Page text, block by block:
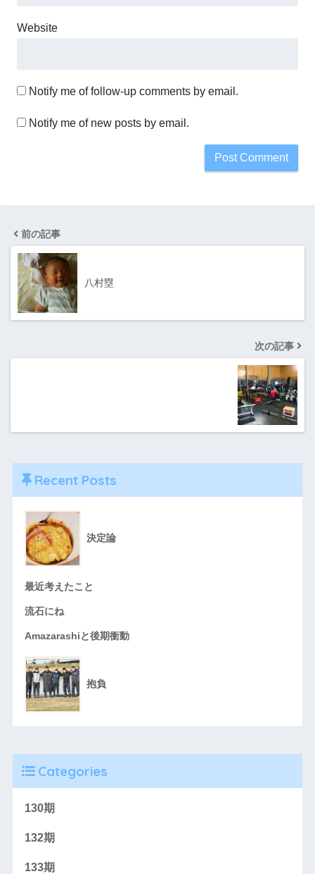
Website
Notify me of follow-up comments by email.
Notify me of new posts by email.
前の記事
八村塁
次の記事
Recent Posts
決定論
最近考えたこと
流石にね
Amazarashiと後期衝動
抱負
Categories
130期
132期
133期